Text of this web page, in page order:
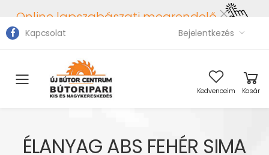
Online lapszabászati megrendelő
Kapcsolat Bejelentkezés
Toggle mobile menu Kedvenceim Kosár
ÉLANYAG ABS FEHÉR SIMA